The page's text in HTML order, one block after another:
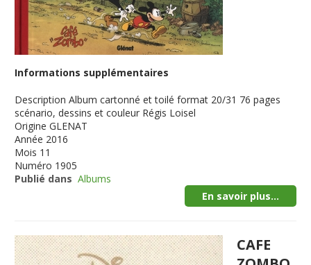
Informations supplémentaires
Description Album cartonné et toilé format 20/31 76 pages
scénario, dessins et couleur Régis Loisel
Origine GLENAT
Année 2016
Mois 11
Numéro 1905
Publié dans Albums
En savoir plus...
CAFE